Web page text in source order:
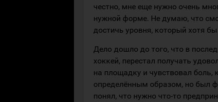
честно, мне еще нужно очень
нужной форме. Не думаю, что
достичь уровня, который хотя
Дело дошло до того, что в
хоккей, перестал получать
на площадку и чувствовал боль,
определённым образом, но был
понял, что нужно что-то